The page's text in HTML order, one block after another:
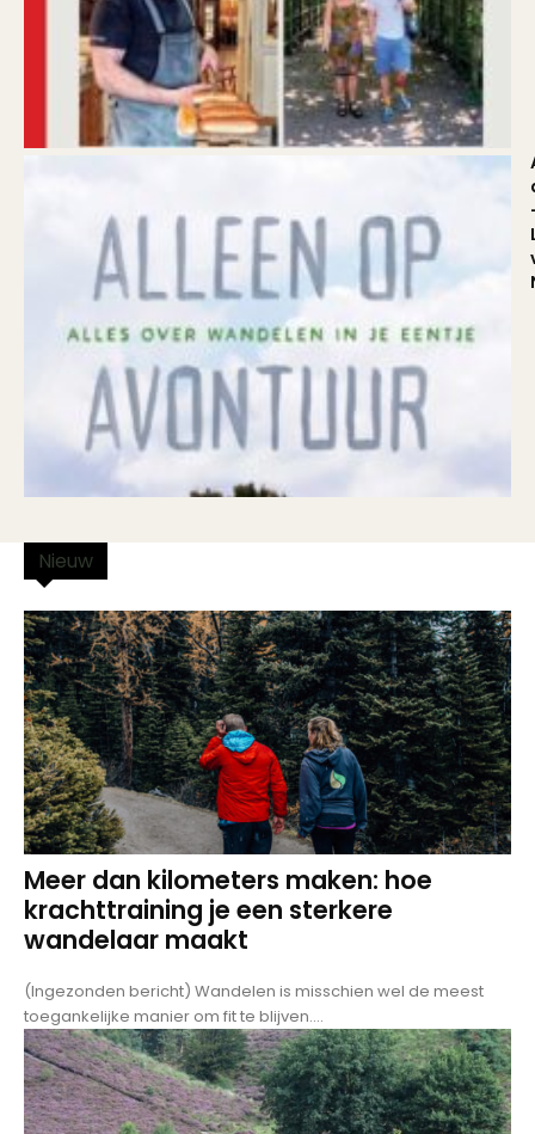
Nieuw
Meer dan kilometers maken: hoe
krachttraining je een sterkere
wandelaar maakt
(Ingezonden bericht) Wandelen is misschien wel de meest
toegankelijke manier om fit te blijven....